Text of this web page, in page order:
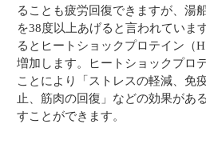
ることも疲労回復できますが、湯
を38度以上あげると言われていま
るとヒートショックプロテイン（
増加します。ヒートショックプロ
ことにより「ストレスの軽減、免
止、筋肉の回復」などの効果があ
すことができます。